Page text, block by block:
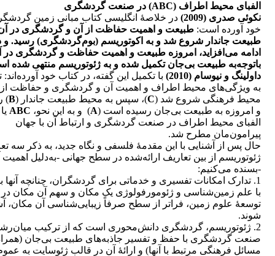
الفبای محیط اطراف (ABC) در صنعت گردشگری
نکوئی صدری (2009)
در خلاصۀ انگلیسی کتاب مبانی زمین
خود آورده است: طبیعت و اهمیت حفاظت از آن و گردشگری در آن
طبیعت جاندار شروع شد و به اکوتوریسم (بوم‌گردشگری) رسید. و
ادامه می‌افزاید، امروزه طبیعت و اهمیت حفاظت و گردشگری در
باتوجه‌به طبیعت بی‌جان تکمیل شده و به ژئوتوریسم منتهی شده
داولینگ و نیوسام (2010)
با تکمیل این گفته‌، در کتاب خود آورده‌اند:
به ویژگی‌های محیط اطراف و اهمیت آن و گردشگری و حفاظت از
محیط فرهنگی شروع شد (C)، سپس به محیط طبیعت جاندار (B
)
و امروزه به طبیعت بی‌جان رسیده است (A) و به این نحو، ABC یا
الفبای محیط اطراف در صنعت گردشگری و ارتباط آن با جهان
پیرامون‌مان مطرح شد.
حال پس از آشنایی با این مقدمۀ فلسفی و نگاه جدید، به ذکر سه
ژئوتوریسم از بین تعاریف ارائه‌شده در سطح جهانی -به‌دلیل اهمیت
-بسنده می‌کنیم:
1. تدارک امکانات تفسیری و خدماتی برای گردشگران، چنانچه آنها
با علم زمین‌شناسی و ژئومورفولوژی یک مکان و سهم آن مکان در
توسعۀ علوم زمین، فراتر از سطح صرفاً زیبایی‌شناسی آن مکان،
شوند.
2. ژئوتوریسم، گردشگری دانش‌محوری است که از ترکیب
صنعت گردشگری با حفظ و تفسیر جاذبه‌های طبیعت بی‌جان
مسائل فرهنگی مرتبط با آنها) و ارائۀ آن در قالب ژئوسایت به